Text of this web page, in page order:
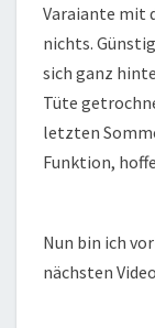
Varaiante mit
nichts.
sich ganz
Tüte
letzten
Funktion,
Nun bin ich
nächsten